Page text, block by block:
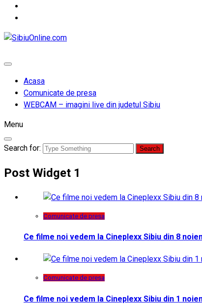
Acasa
Comunicate de presa
WEBCAM – imagini live din judetul Sibiu
Menu
Search for:
Post Widget 1
Comunicate de presa
Ce filme noi vedem la Cineplexx Sibiu din 8
Comunicate de presa
Ce filme noi vedem la Cineplexx Sibiu din 1